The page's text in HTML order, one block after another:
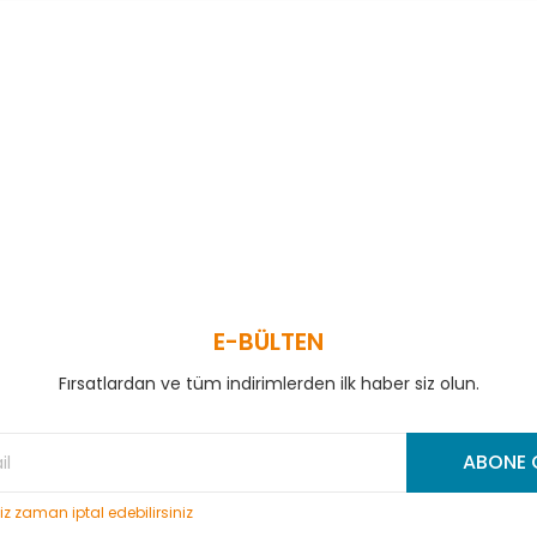
E-BÜLTEN
Fırsatlardan ve tüm indirimlerden ilk haber siz olun.
ABONE
zaman iptal edebilirsiniz